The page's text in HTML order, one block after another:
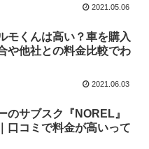
2021.05.06
モくんは高い？車を購入
や他社との料金比較でわ
2021.06.03
のサブスク『NOREL』
口コミで料金が高いって